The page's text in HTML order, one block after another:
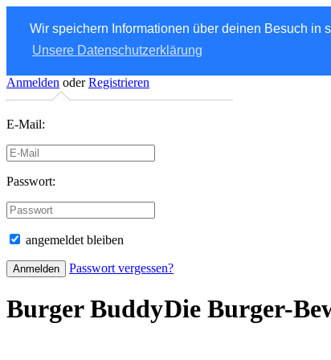
Wir speichern Informationen über deinen Besuch in
Unsere Datenschutzerklärung
Anmelden oder Registrieren
E-Mail:
Passwort:
angemeldet bleiben
Passwort vergessen?
Burger BuddyDie Burger-